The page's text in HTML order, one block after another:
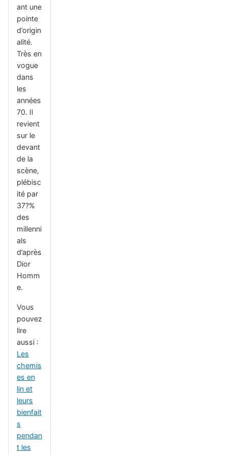
ant une
pointe
d’origin
alité.
Très en
vogue
dans
les
années
70. Il
revient
sur le
devant
de la
scène,
plébisc
ité par
37?%
des
millenni
als
d’après
Dior
Homm
e.
Vous
pouvez
lire
aussi :
Les
chemis
es en
lin et
leurs
bienfait
s
pendan
t les